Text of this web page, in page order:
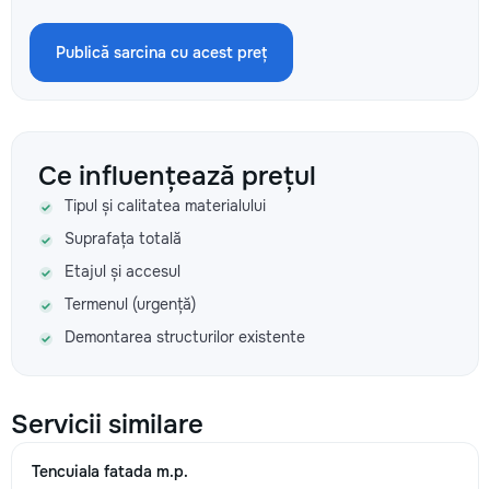
Publică sarcina cu acest preț
Ce influențează prețul
Tipul și calitatea materialului
Suprafața totală
Etajul și accesul
Termenul (urgență)
Demontarea structurilor existente
Servicii similare
Tencuiala fatada m.p.